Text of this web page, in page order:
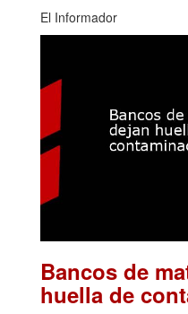
El Informador
Bancos de
huella de